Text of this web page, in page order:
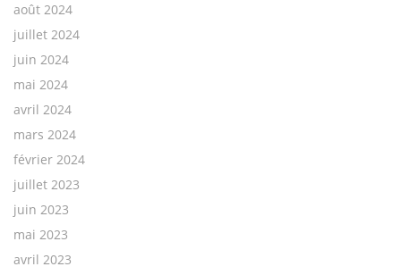
août 2024
juillet 2024
juin 2024
mai 2024
avril 2024
mars 2024
février 2024
juillet 2023
juin 2023
mai 2023
avril 2023